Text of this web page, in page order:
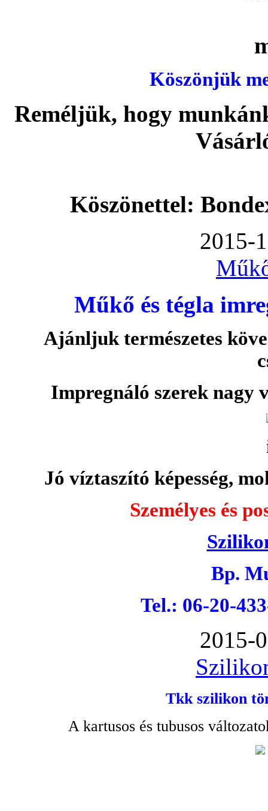
Köszönjük
Reméljük, hogy
Köszönettel:
2015-
Műkő és tégla
Ajánljuk természetes
Impregnáló szerek
Jó víztaszító képesség,
Személyes és
Bp.
Tel.: 06-20-
2015-
Tkk szilikon
A kartusos és tubusos